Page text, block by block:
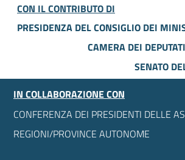
CON IL CONTRIBUTO DI
PRESIDENZA DEL CONSIGLIO DEI
CAMERA DEI DEPUTATI
SENATO
IN COLLABORAZIONE CON
CONFERENZA DEI PRESIDENTI DELLE
REGIONI/PROVINCE AUTONOME